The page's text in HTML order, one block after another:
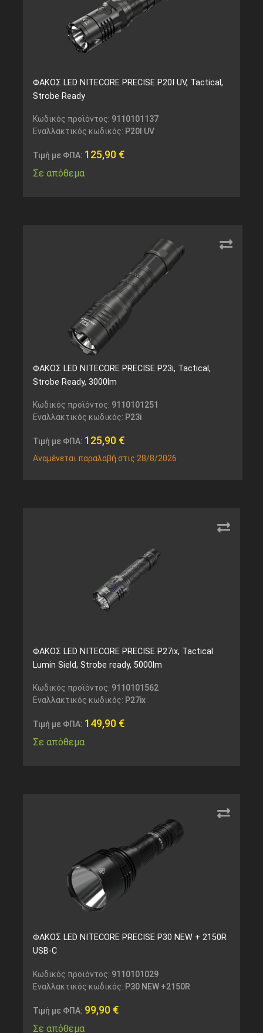
ΦΑΚΟΣ LED NITECORE PRECISE P20I UV, Tactical,
Strobe Ready
Κωδικός προϊόντος: 9110101137
Εναλλακτικός κωδικός: P20I UV
Τιμή με ΦΠΑ: 125,90 €
Σε απόθεμα
ΦΑΚΟΣ LED NITECORE PRECISE P23i, Tactical,
Strobe Ready, 3000lm
Κωδικός προϊόντος: 9110101251
Εναλλακτικός κωδικός: P23i
Τιμή με ΦΠΑ: 125,90 €
Αναμένεται παραλαβή στις 28/8/2026
ΦΑΚΟΣ LED NITECORE PRECISE P27ix, Tactical
Lumin Sield, Strobe ready, 5000lm
Κωδικός προϊόντος: 9110101562
Εναλλακτικός κωδικός: P27ix
Τιμή με ΦΠΑ: 149,90 €
Σε απόθεμα
ΦΑΚΟΣ LED NITECORE PRECISE P30 NEW + 2150R
USB-C
Κωδικός προϊόντος: 9110101029
Εναλλακτικός κωδικός: P30 NEW +2150R
Τιμή με ΦΠΑ: 99,90 €
Σε απόθεμα